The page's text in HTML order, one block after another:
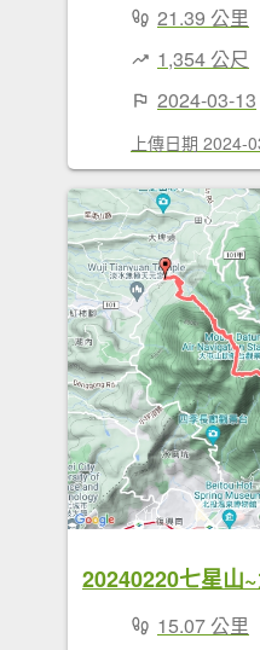
21.39 公里
1,354 公尺
2024-03-13
上傳日期 2024-
20240220七星山
15.07 公里